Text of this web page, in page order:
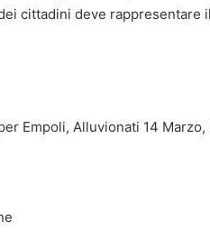
cittadini deve
Empoli, Alluvionati 14